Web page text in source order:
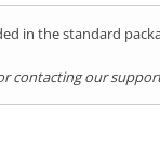
in the standard
contacting our